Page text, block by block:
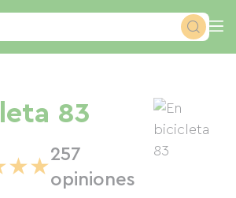
83
★★
257
opiniones
cookies